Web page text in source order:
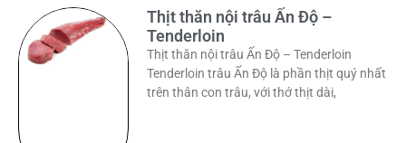
Thịt thăn nội trâu Ấn Độ –
Tenderloin
Thịt thăn nội trâu Ấn Độ – Tenderloin
Tenderloin trâu Ấn Độ là phần thịt quý nhất
trên thân con trâu, với thớ thịt dài,